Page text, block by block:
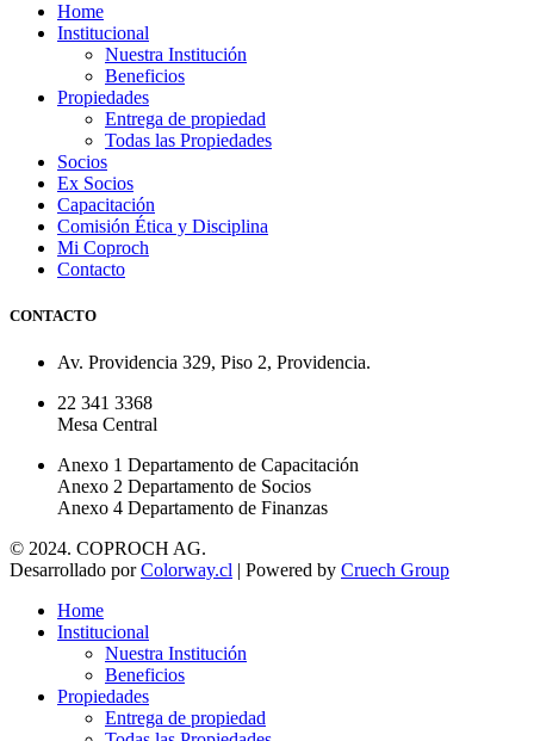
Home
Institucional
Nuestra Institución
Beneficios
Propiedades
Entrega de propiedad
Todas las Propiedades
Socios
Ex Socios
Capacitación
Comisión Ética y Disciplina
Mi Coproch
Contacto
CONTACTO
Av. Providencia 329, Piso 2, Providencia.
22 341 3368
Mesa Central
Anexo 1 Departamento de Capacitación
Anexo 2 Departamento de Socios
Anexo 4 Departamento de Finanzas
© 2024. COPROCH AG.
Desarrollado porColorway.cl | Powered by Cruech Group
Home
Institucional
Nuestra Institución
Beneficios
Propiedades
Entrega de propiedad